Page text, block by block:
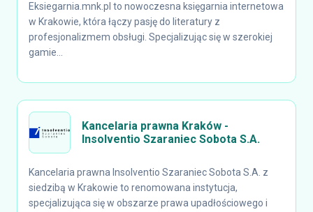
Eksiegarnia.mnk.pl to nowoczesna księgarnia internetowa
w Krakowie, która łączy pasję do literatury z
profesjonalizmem obsługi. Specjalizując się w szerokiej
gamie...
Kancelaria prawna Kraków -
Insolventio Szaraniec Sobota S.A.
Kancelaria prawna Insolventio Szaraniec Sobota S.A. z
siedzibą w Krakowie to renomowana instytucja,
specjalizująca się w obszarze prawa upadłościowego i